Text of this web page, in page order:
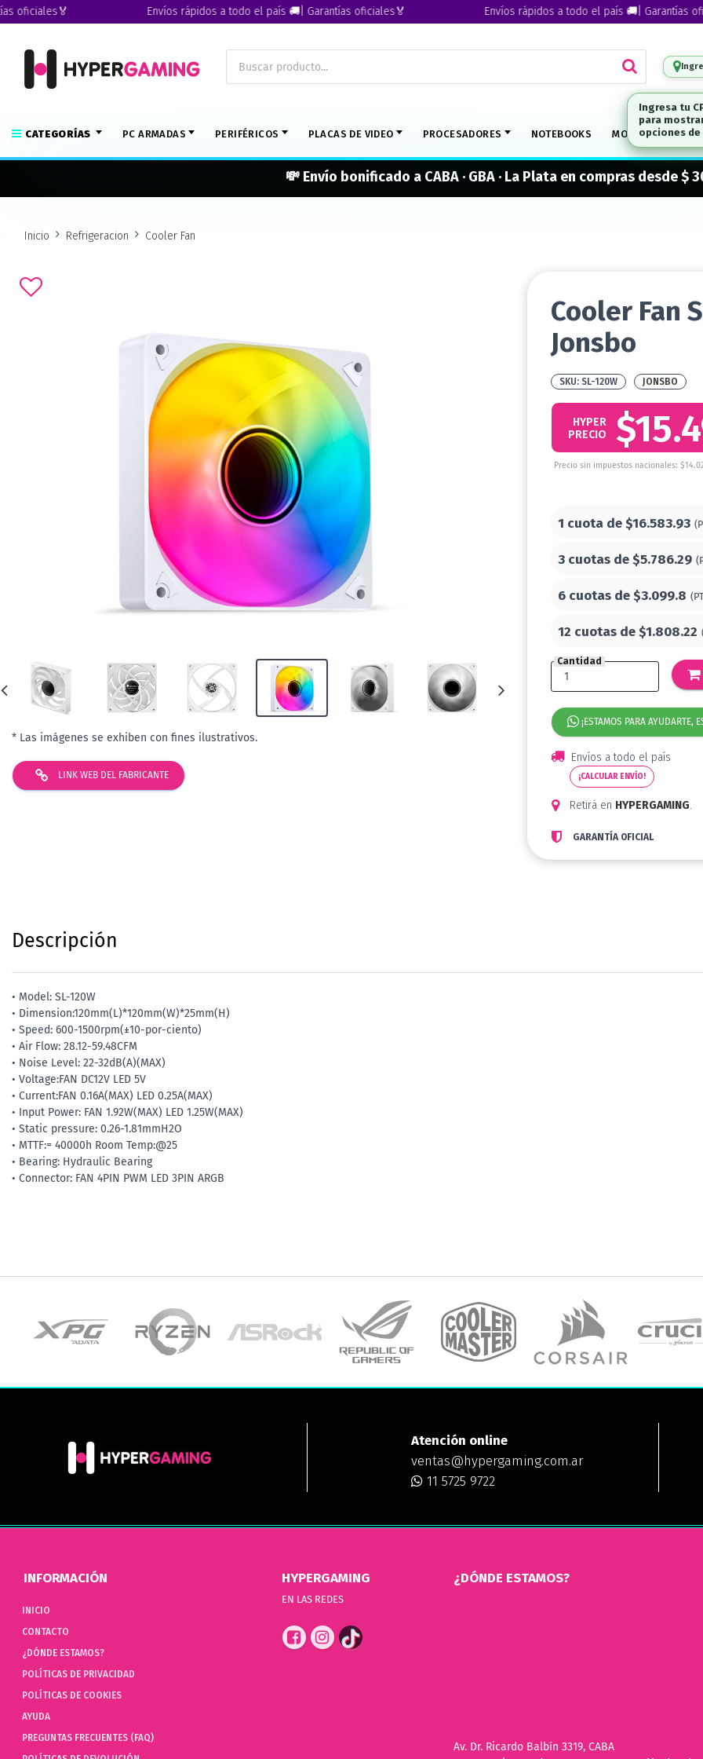
Envíos rápidos a todo el país 🚚| Garantías oficiales🏅 Envíos rápidos a todo el país 🚚| Garantías
CATEGORÍAS PC ARMADAS PERIFÉRICOS PLACAS DE VIDEO PROCESADORES NOTEBOOKS MONITORES
💸 Envío bonificado a CABA · GBA · La Plata en compras desde $
Inicio Refrigeracion Cooler Fan
* Las imágenes se exhiben con fines ilustrativos.
LINK WEB DEL FABRICANTE
Cooler Fan
Jonsbo
SL-120W JONSBO
HYPER
PRECIO
Precio sin impuestos nacionales:
1 cuota de$16.583.93
3 cuotas de$5.786.29
6 cuotas de$3.099.8
12 cuotas de$1.808.22
Cantidad
¡ESTAMOS PARA AYUDARTE,
Envíos a todo el país
¡CALCULAR ENVÍO!
Retirá en HYPERGAMING.
GARANTÍA OFICIAL
Descripción
• Model: SL-120W
• Dimension:120mm(L)*120mm(W)*25mm(H)
• Speed: 600-1500rpm(±10-por-ciento)
• Air Flow: 28.12-59.48CFM
• Noise Level: 22-32dB(A)(MAX)
• Voltage:FAN DC12V LED 5V
• Current:FAN 0.16A(MAX) LED 0.25A(MAX)
• Input Power: FAN 1.92W(MAX) LED 1.25W(MAX)
• Static pressure: 0.26-1.81mmH2O
• MTTF:= 40000h Room Temp:@25
• Bearing: Hydraulic Bearing
• Connector: FAN 4PIN PWM LED 3PIN ARGB
Atención online
ventas@hypergaming.com.ar
11 5725 9722
INFORMACIÓN
INICIO
CONTACTO
¿DÓNDE ESTAMOS?
POLÍTICAS DE PRIVACIDAD
POLÍTICAS DE COOKIES
AYUDA
PREGUNTAS FRECUENTES (FAQ)
HYPERGAMING
EN LAS REDES
¿DÓNDE ESTAMOS?
Av. Dr. Ricardo Balbín 3319, CABA